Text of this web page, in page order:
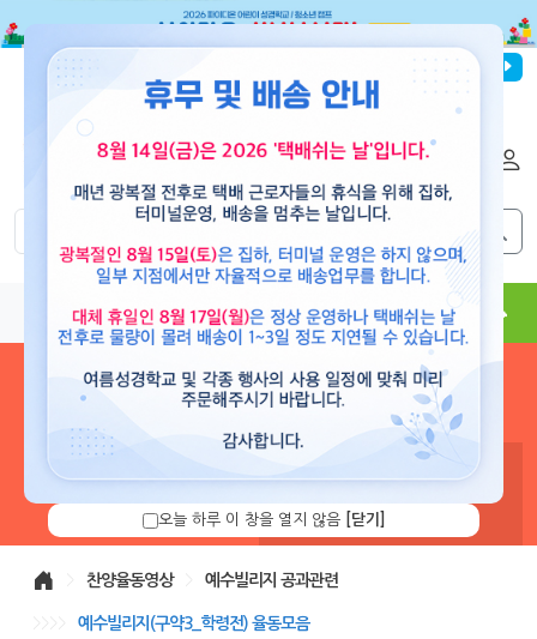
파이디온선교회
도서 뮤직 용품 현수막 콘텐츠
로그인 하시면 보유 캐쉬 확
니다.
찬양율동영상 예수빌리지 공과관련
예수빌리지(구약3_학령전) 율동모음
오늘 하루 이 창을 열지 않음 [닫기]